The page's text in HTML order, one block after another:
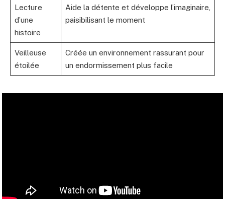
Lecture
d’une
histoire
Aide la détente et développe l’imaginaire,
paisibilisant le moment
Veilleuse
étoilée
Créée un environnement rassurant pour
un endormissement plus facile